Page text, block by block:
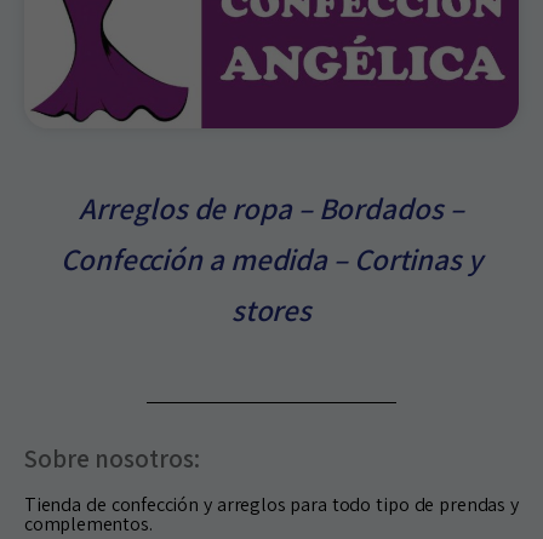
Arreglos de ropa – Bordados –
Confección a medida – Cortinas y
stores
Sobre nosotros:
Tienda de confección y arreglos para todo tipo de prendas y
complementos.